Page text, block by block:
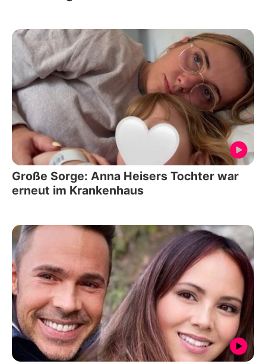
Große Sorge: Anna Heisers Tochter war
erneut im Krankenhaus